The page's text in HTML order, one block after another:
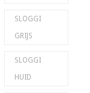
SLOGGI
GRIJS
SLOGGI
HUID